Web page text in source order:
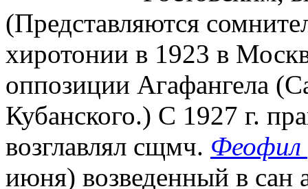
(Представляются
хиротонии в 1923 в
оппозиции Агафангела
Кубанского.) С 1927 г.
возглавлял сщмч. Феофил
июня) возведенный в сан